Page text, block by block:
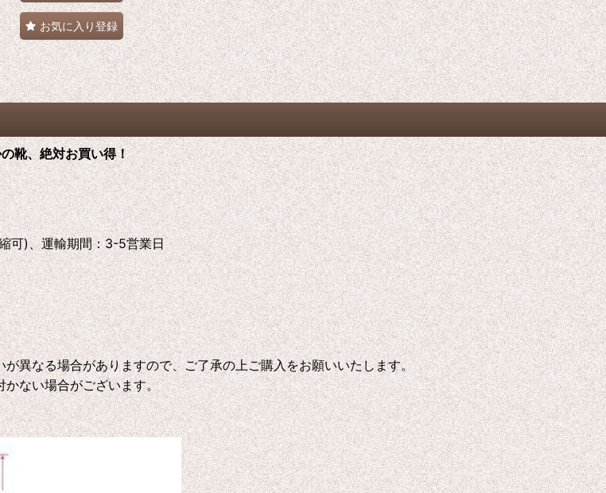
お気に入り登録
靴、絶対お買い得！
可)、運輸期間：3-5営業日
なる場合がありますので、ご了承の上ご購入をお願いいたします。
ない場合がございます。